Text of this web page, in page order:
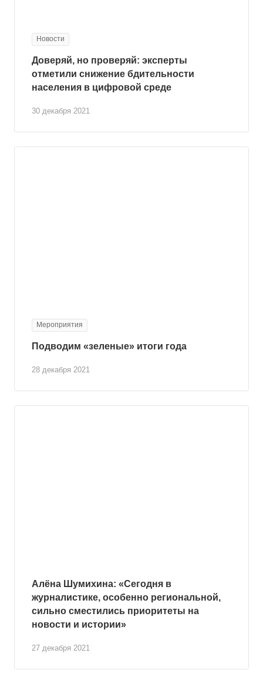
Новости
30 декабря 2021
Доверяй, но проверяй: эксперты
отметили снижение бдительности
населения в цифровой среде
Мероприятия
28 декабря 2021
Подводим «зеленые» итоги года
27 декабря 2021
Алёна Шумихина: «Сегодня в
журналистике, особенно региональной,
сильно сместились приоритеты на
новости и истории»